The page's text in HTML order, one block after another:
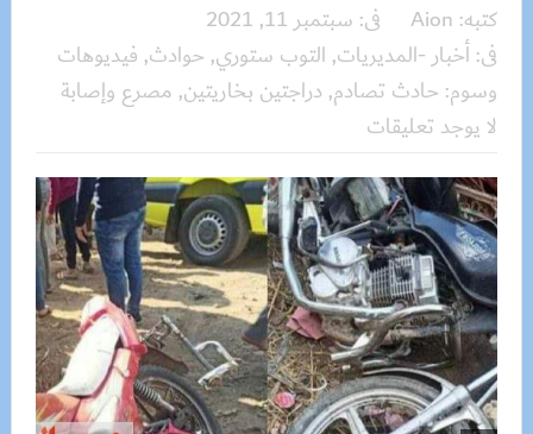
كتبه: Aion فى: سبتمبر 11, 2021
فى:أخبار -المديريات, التوب ستوري, حوادث, فيديوهات
وسوم: حادث تصادم, دراجتين بخاريتين, مصرع وإصابة
لا يوجد تعليقات